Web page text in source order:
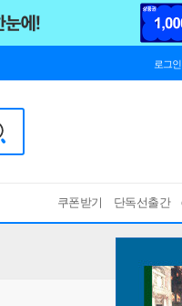
로그인
쿠폰받기 단독선출간